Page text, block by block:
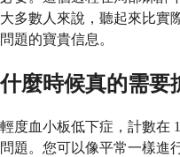
大多數人來說，聽起來比實
問題的寶貴信息。
什麼時候真的需要
輕度血小板低下症，計數在
問題。您可以像平常一樣進